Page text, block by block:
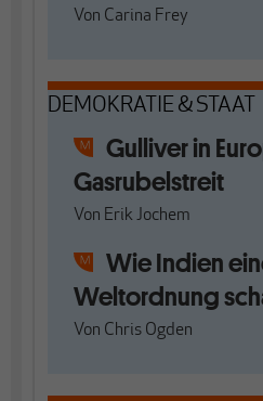
Von Carina Frey
DEMOKRATIE & STAAT
Gulliver in
Gasrubelstreit
Von Erik Jochem
Wie Indien
Weltordnung
Von Chris Ogden